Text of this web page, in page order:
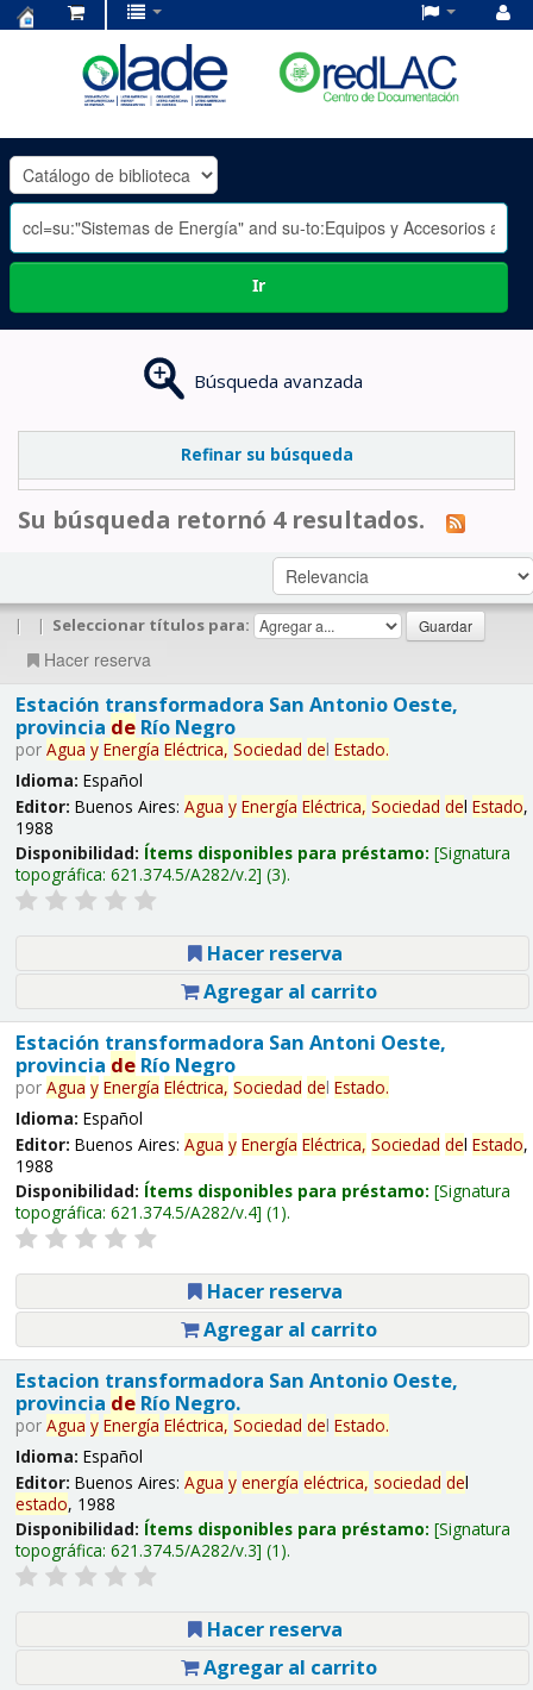
OLADE
-
Ir
Búsqueda avanzada
Refinar su búsqueda
Su búsqueda retornó 4 resultados.
| | Seleccionar títulos para:
Hacer reserva
Estación transformadora San Antonio Oeste,
provincia deRío Negro
por Agua y Energía Eléctrica, Sociedad del Estado.
Idioma: Español
Editor: Buenos Aires: Agua y Energía Eléctrica, Sociedad del Estado,
1988
Disponibilidad: Ítems disponibles para préstamo: Signatura
topográfica: 621.374.5/A282/v.2 (3).
Hacer reserva
Agregar al carrito
Estación transformadora San Antoni Oeste,
provincia deRío Negro
por Agua y Energía Eléctrica, Sociedad del Estado.
Idioma: Español
Editor: Buenos Aires: Agua y Energía Eléctrica, Sociedad del Estado,
1988
Disponibilidad: Ítems disponibles para préstamo: Signatura
topográfica: 621.374.5/A282/v.4 (1).
Hacer reserva
Agregar al carrito
Estacion transformadora San Antonio Oeste,
provincia deRío Negro.
por Agua y Energía Eléctrica, Sociedad del Estado.
Idioma: Español
Editor: Buenos Aires: Agua y energía eléctrica, sociedad del
estado, 1988
Disponibilidad: Ítems disponibles para préstamo: Signatura
topográfica: 621.374.5/A282/v.3 (1).
Hacer reserva
Agregar al carrito